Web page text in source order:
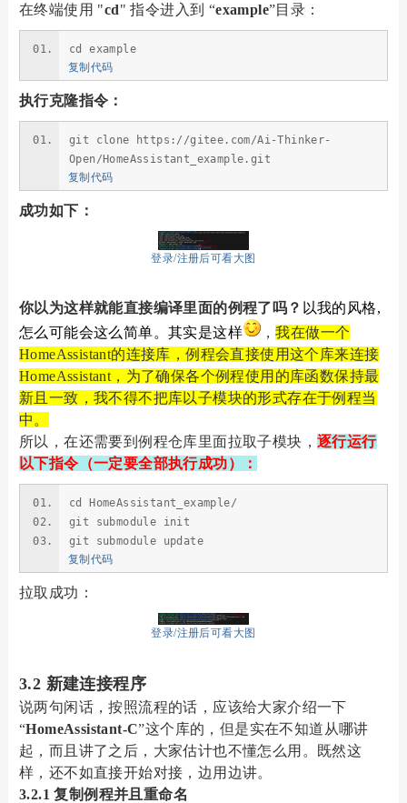
在终端使用 "cd" 指令进入到 “example”目录：
cd example
复制代码
执行克隆指令：
git clone https://gitee.com/Ai-Thinker-
Open/HomeAssistant_example.git
复制代码
成功如下：
登录/注册后可看大图
你以为这样就能直接编译里面的例程了吗？ 以我的风格,
怎么可能会这么简单。其实是这样
，我在做一个
HomeAssistant的连接库，例程会直接使用这个库来连接
HomeAssistant，为了确保各个例程使用的库函数保持最
新且一致，我不得不把库以子模块的形式存在于例程当
中。
所以，在还需要到例程仓库里面拉取子模块， 逐行运行
以下指令（一定要全部执行成功）：
cd HomeAssistant_example/
git submodule init
git submodule update
复制代码
拉取成功：
登录/注册后可看大图
3.2 新建连接程序
说两句闲话，按照流程的话，应该给大家介绍一下
“HomeAssistant-C”这个库的，但是实在不知道从哪讲
起，而且讲了之后，大家估计也不懂怎么用。既然这
样，还不如直接开始对接，边用边讲。
3.2.1 复制例程并且重命名